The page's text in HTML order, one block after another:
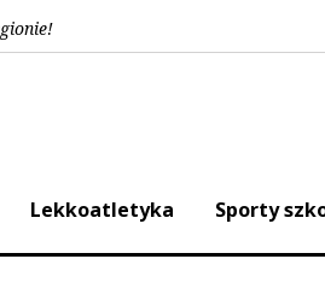
Lekkoatletyka Sporty